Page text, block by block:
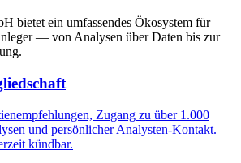
bietet ein umfassendes Ökosystem für
— von Analysen über Daten bis zur
Zugang zu über 1.000
und persönlicher Analysten-Kontakt.
kündbar.